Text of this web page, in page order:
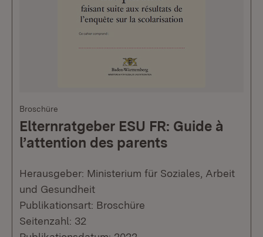
Broschüre
Elternratgeber ESU FR: Guide à
l’attention des parents
Herausgeber: Ministerium für Soziales, Arbeit
und Gesundheit
Publikationsart: Broschüre
Seitenzahl: 32